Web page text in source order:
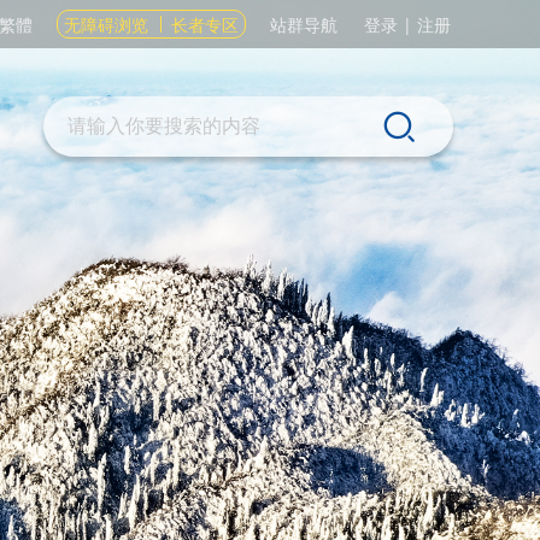
繁體 无障碍浏览 长者专区 站群导航 登录 | 注册